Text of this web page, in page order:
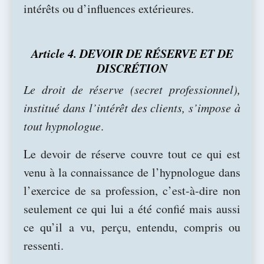
intérêts ou d’influences extérieures.
Article 4. DEVOIR DE RÉSERVE ET DE
DISCRÉTION
Le droit de réserve (secret professionnel),
institué dans l’intérêt des clients, s’impose à
tout hypnologue.
Le devoir de réserve couvre tout ce qui est
venu à la connaissance de l’hypnologue dans
l’exercice de sa profession, c’est-à-dire non
seulement ce qui lui a été confié mais aussi
ce qu’il a vu, perçu, entendu, compris ou
ressenti.